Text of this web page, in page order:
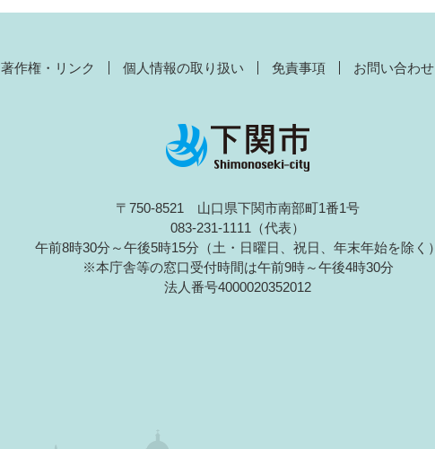
著作権・リンク 個人情報の取り扱い 免責事項 お問い合わせ
〒750-8521 山口県下関市南部町1番1号
083-231-1111（代表）
午前8時30分～午後5時15分（土・日曜日、祝日、年末年始を除く）
※本庁舎等の窓口受付時間は午前9時～午後4時30分
法人番号4000020352012